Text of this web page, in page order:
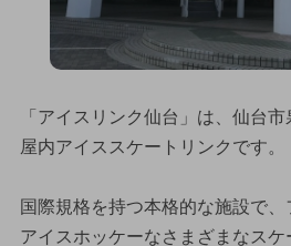
「アイスリンク仙台」は、仙台
屋内アイススケートリンクです。
国際規格を持つ本格的な施設で
アイスホッケーなさまざまなスケ